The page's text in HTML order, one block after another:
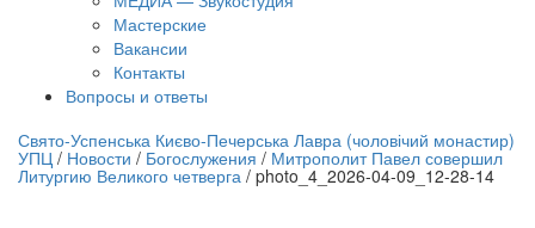
Мастерские
Вакансии
Контакты
Вопросы и ответы
трансляция | 12 сентября
трансляции
Свято-Успенська Києво-Печерська Лавра (чоловічий монастир)
УПЦ / Новости / Богослужения / Митрополит Павел совершил
Литургию Великого четверга / photo_4_2026-04-09_12-28-14